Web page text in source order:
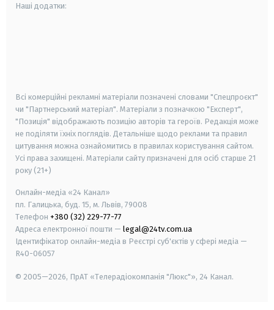
Наші додатки:
Всі комерційні рекламні матеріали позначені словами "Спецпроєкт"
чи "Партнерський матеріал". Матеріали з позначкою "Експерт",
"Позиція" відображають позицію авторів та героїв. Редакція може
не поділяти їхніх поглядів. Детальніше щодо реклами та правил
цитування можна ознайомитись в правилах користування сайтом.
Усі права захищені. Матеріали сайту призначені для осіб старше 21
року (21+)
Онлайн-медіа «24 Канал»
пл. Галицька, буд. 15, м. Львів, 79008
Телефон +380 (32) 229-77-77
Адреса електронної пошти — legal@24tv.com.ua
Ідентифікатор онлайн-медіа в Реєстрі суб'єктів у сфері медіа —
R40-06057
© 2005—2026, ПрАТ «Телерадіокомпанія "Люкс"», 24 Канал.